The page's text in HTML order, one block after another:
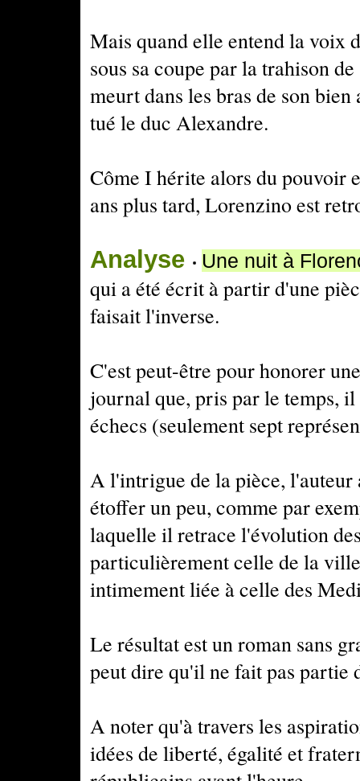
Mais quand elle entend la voix
sous sa coupe par la trahison
meurt dans les bras de son
tué le duc Alexandre.
Côme I hérite alors du pouvoir
ans plus tard, Lorenzino est
Analyse Une nuit à
qui a été écrit à partir d'une
faisait l'inverse.
C'est peut-être pour honorer
journal que, pris par le temps,
échecs (seulement sept
A l'intrigue de la pièce, l'auteur
étoffer un peu, comme par
laquelle il retrace l'évolution
particulièrement celle de la
intimement liée à celle des
Le résultat est un roman sans
peut dire qu'il ne fait pas partie
A noter qu'à travers les
idées de liberté, égalité et